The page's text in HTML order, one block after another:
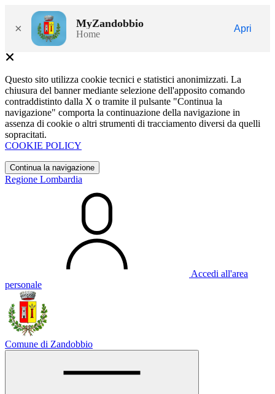
× MyZandobbio
Home
Apri
Questo sito utilizza cookie tecnici e statistici anonimizzati. La
chiusura del banner mediante selezione dell'apposito comando
contraddistinto dalla X o tramite il pulsante "Continua la
navigazione" comporta la continuazione della navigazione in
assenza di cookie o altri strumenti di tracciamento diversi da quelli
sopracitati.
COOKIE POLICY
Continua la navigazione
Regione Lombardia
Accedi all'area
personale
Comune di Zandobbio